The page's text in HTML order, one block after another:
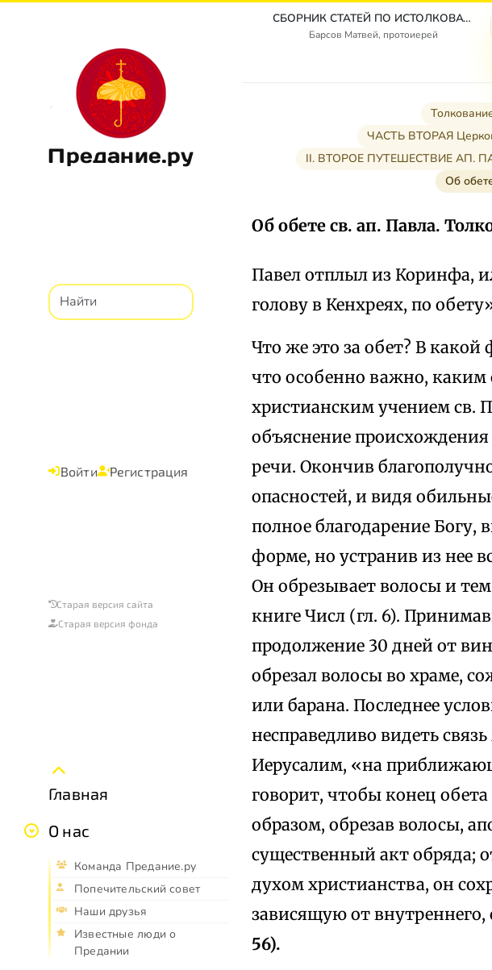
Предание.ру
Войти Регистрация
Старая версия сайта
Старая версия фонда
Главная
О нас
Команда Предание.ру
Попечительский совет
Наши друзья
Известные люди о
Предании
СБОРНИК СТАТЕЙ ПО ИСТОЛКОВАТЕЛЬНОМУ И НАЗИДАТЕЛЬНОМУ ЧТЕНИЮ ДЕЯНИЙ СВЯТЫХ АПОСТОЛОВ
Барсов Матвей, протоиерей
ЧАСТЬ ВТОРАЯ
II. ВТОРОЕ ПУТЕШЕСТВИЕ АП.
Об
Об обете св. ап. Павла.
Павел отплыл из Коринфа,
голову в Кенхреях, по
Что же это за обет? В
что особенно важно, каким
христианским учением св.
объяснение происхождения
речи. Окончив
опасностей, и видя
полное благодарение Богу,
форме, но устранив из нее
Он обрезывает волосы и
книге Числ (гл. 6).
продолжение 30 дней от
обрезал волосы во храме,
или барана. Последнее
несправедливо видеть
Иерусалим, «на
говорит, чтобы конец
образом, обрезав волосы,
существенный акт обряда;
духом христианства, он
зависящую от внутреннего,
56).